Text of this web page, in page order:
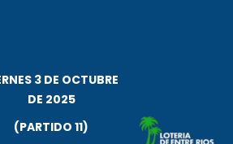
3 DE OCTUBRE
DE 2025
(PARTIDO 11)